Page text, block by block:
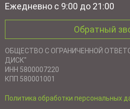
Ежедневно с 9:00 до 21:00
Обратный
ОБЩЕСТВО С ОГРАНИЧЕННОЙ
ДИСК"
ИНН 5800007220
КПП 580001001
Политика обработки персональных